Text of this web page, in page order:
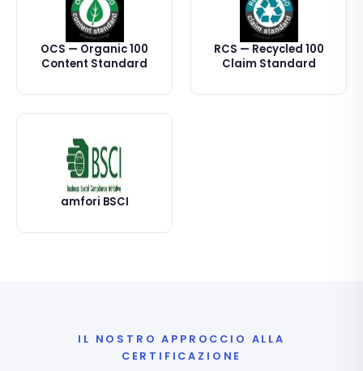
OCS — Organic 100
Content Standard
RCS — Recycled 100
Claim Standard
amfori BSCI
IL NOSTRO APPROCCIO ALLA
CERTIFICAZIONE